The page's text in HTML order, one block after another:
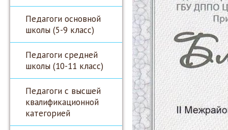
Педагоги основной
школы (5-9 класс)
Педагоги средней
школы (10-11 класс)
Педагоги с высшей
квалификационной
категорией